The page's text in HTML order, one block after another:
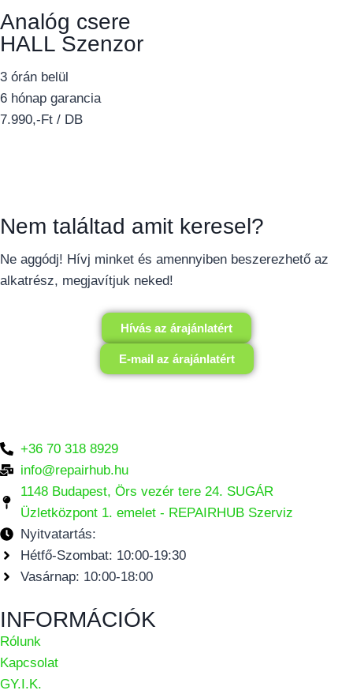
Analóg csere
HALL Szenzor
3 órán belül
6 hónap garancia
7.990,-Ft / DB
Nem találtad amit keresel?
Ne aggódj! Hívj minket és amennyiben beszerezhető az
alkatrész, megjavítjuk neked!
Hívás az árajánlatért
E-mail az árajánlatért
+36 70 318 8929
info@repairhub.hu
1148 Budapest, Örs vezér tere 24. SUGÁR
Üzletközpont 1. emelet - REPAIRHUB Szerviz
Nyitvatartás:
Hétfő-Szombat: 10:00-19:30
Vasárnap: 10:00-18:00
INFORMÁCIÓK
Rólunk
Kapcsolat
GY.I.K.